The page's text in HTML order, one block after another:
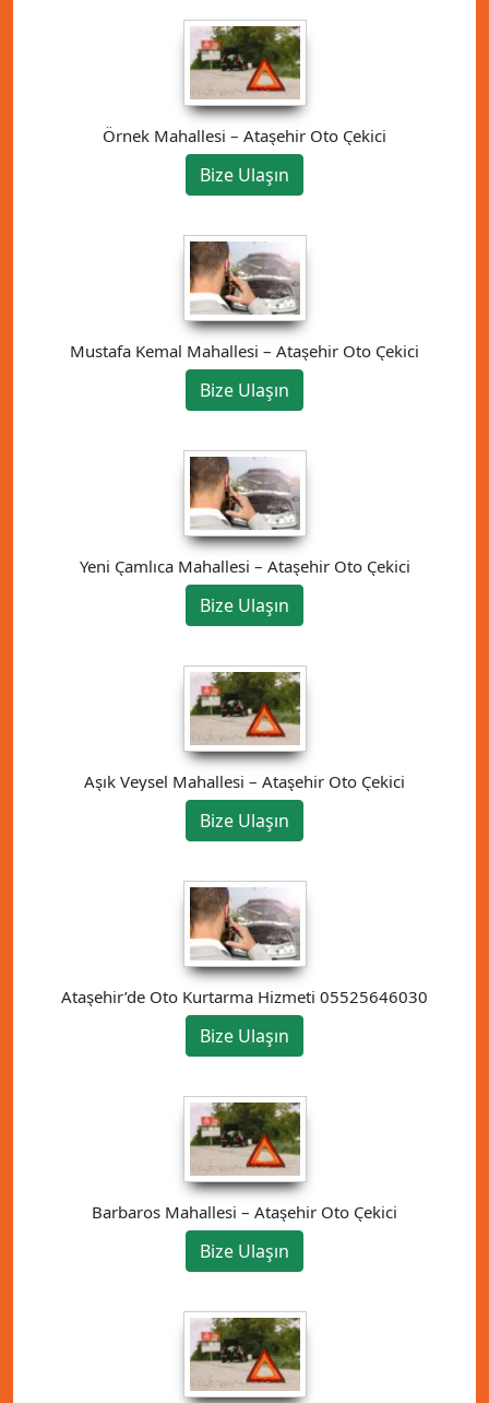
Örnek Mahallesi – Ataşehir Oto Çekici
Bize Ulaşın
Mustafa Kemal Mahallesi – Ataşehir Oto Çekici
Bize Ulaşın
Yeni Çamlıca Mahallesi – Ataşehir Oto Çekici
Bize Ulaşın
Aşık Veysel Mahallesi – Ataşehir Oto Çekici
Bize Ulaşın
Ataşehir’de Oto Kurtarma Hizmeti 05525646030
Bize Ulaşın
Barbaros Mahallesi – Ataşehir Oto Çekici
Bize Ulaşın